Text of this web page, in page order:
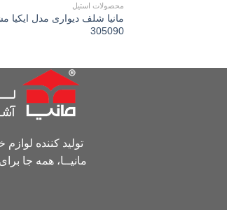
محصولات استیل
مانیا شلف ديواری مدل ايکیا
305090
تولید کننده لوازم
مانیــا، همه جا